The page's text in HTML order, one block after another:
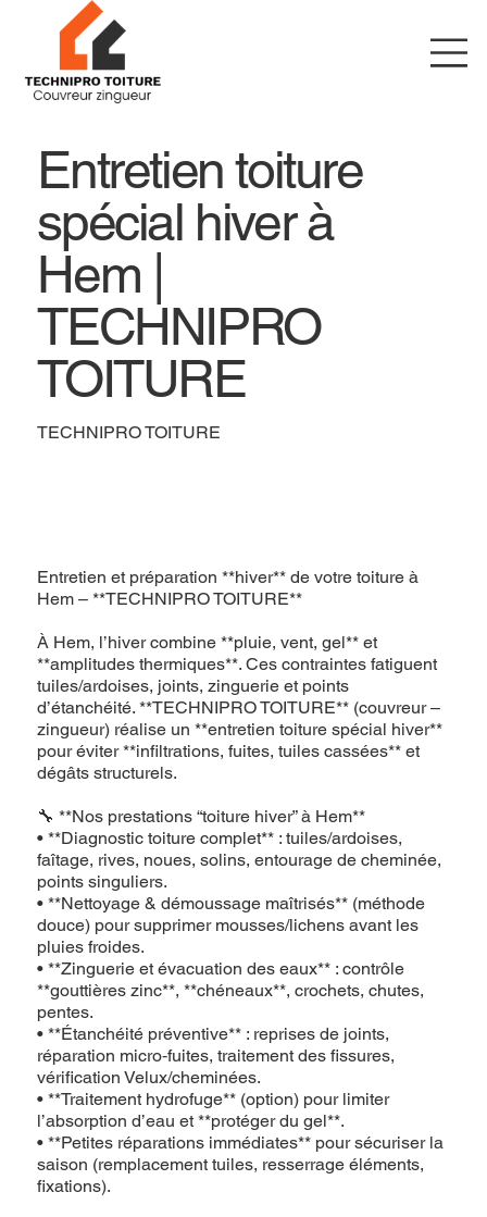
Entretien toiture
spécial hiver à
Hem |
TECHNIPRO
TOITURE
TECHNIPRO TOITURE
Entretien et préparation **hiver** de votre toiture à
Hem – **TECHNIPRO TOITURE**
À Hem, l’hiver combine **pluie, vent, gel** et
**amplitudes thermiques**. Ces contraintes fatiguent
tuiles/ardoises, joints, zinguerie et points
d’étanchéité. **TECHNIPRO TOITURE** (couvreur –
zingueur) réalise un **entretien toiture spécial hiver**
pour éviter **infiltrations, fuites, tuiles cassées** et
dégâts structurels.
🔧 **Nos prestations “toiture hiver” à Hem**
• **Diagnostic toiture complet** : tuiles/ardoises,
faîtage, rives, noues, solins, entourage de cheminée,
points singuliers.
• **Nettoyage & démoussage maîtrisés** (méthode
douce) pour supprimer mousses/lichens avant les
pluies froides.
• **Zinguerie et évacuation des eaux** : contrôle
**gouttières zinc**, **chéneaux**, crochets, chutes,
pentes.
• **Étanchéité préventive** : reprises de joints,
réparation micro‑fuites, traitement des fissures,
vérification Velux/cheminées.
• **Traitement hydrofuge** (option) pour limiter
l’absorption d’eau et **protéger du gel**.
• **Petites réparations immédiates** pour sécuriser la
saison (remplacement tuiles, resserrage éléments,
fixations).